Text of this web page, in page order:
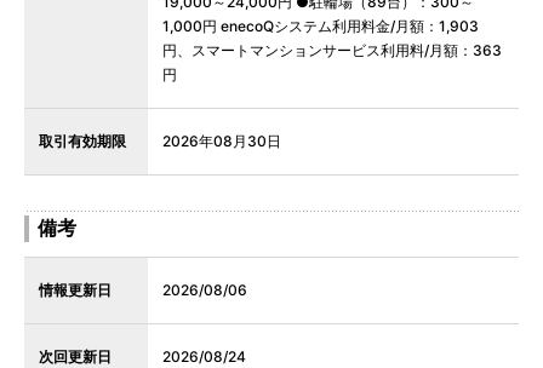
1,000円 enecoQシステム利用料金/月額：1,903
円、スマートマンションサービス利用料/月額：363
円
取引有効期限 2026年08月30日
備考
情報更新日 2026/08/06
次回更新日 2026/08/24